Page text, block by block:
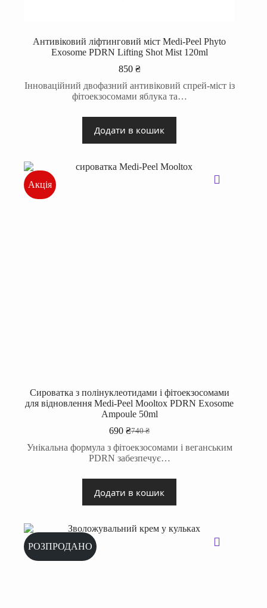
Антивіковий ліфтинговий міст Medi-Peel Phyto
Exosome PDRN Lifting Shot Mist 120ml
850 ₴
Інноваційний двофазний антивіковий спрей-міст із
фітоекзосомами яблука та…
Додати в кошик
Акція
Сироватка з полінуклеотидами і фітоекзосомами
для відновлення Medi-Peel Mooltox PDRN Exosome
Ampoule 50ml
740₴
Оригінальна
ціна:
740 ₴.
690₴Поточна
ціна:
690 ₴.
Унікальна формула з фітоекзосомами і веганським
PDRN забезпечує…
Додати в кошик
РОЗПРОДАНО